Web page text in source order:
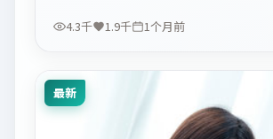
4.3千 1.9千 1个月前
最新